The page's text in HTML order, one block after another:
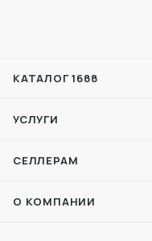
КАТАЛОГ 1688
УСЛУГИ
СЕЛЛЕРАМ
О КОМПАНИИ